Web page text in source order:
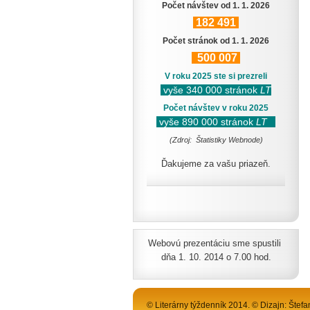
Počet návštev od 1. 1. 2026
182 491
Počet stránok od 1. 1. 2026
500 007
V roku 2025 ste si prezreli
vyše 340 000 stránok LT
Počet návštev v roku 2025
vyše 890 000 stránok LT
(Zdroj: Štatistiky Webnode)
Ďakujeme za vašu priazeň.
Webovú prezentáciu sme spustili
dňa 1. 10. 2014 o 7.00 hod.
© Literárny týždenník 2014. © Dizajn: